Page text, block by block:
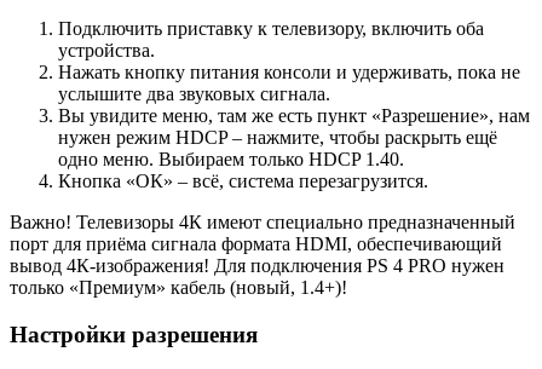
Подключить приставку к телевизору, включить оба
устройства.
Нажать кнопку питания консоли и удерживать, пока не
услышите два звуковых сигнала.
Вы увидите меню, там же есть пункт «Разрешение», нам
нужен режим HDCP – нажмите, чтобы раскрыть ещё
одно меню. Выбираем только HDCP 1.40.
Кнопка «ОК» – всё, система перезагрузится.
Важно! Телевизоры 4К имеют специально предназначенный
порт для приёма сигнала формата HDMI, обеспечивающий
вывод 4К-изображения! Для подключения PS 4 PRO нужен
только «Премиум» кабель (новый, 1.4+)!
Настройки разрешения